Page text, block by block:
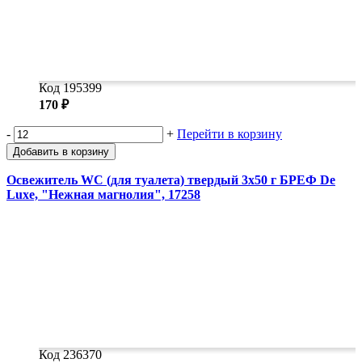
Код 195399
170 ₽
- + Перейти в корзину
Добавить в корзину
Освежитель WC (для туалета) твердый 3х50 г БРЕФ De
Luxe, "Нежная магнолия", 17258
Код 236370